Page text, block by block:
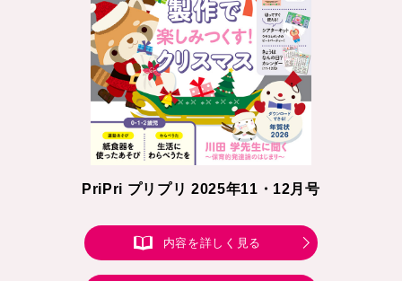
PriPri プリプリ 2025年11・12月号
内容を詳しく見る